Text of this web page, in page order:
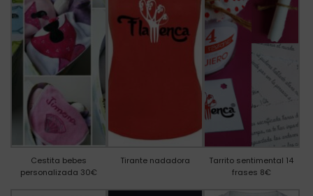
Cestita bebes
personalizada 30€
Tirante nadadora
Tarrito sentimental 14
frases 8€